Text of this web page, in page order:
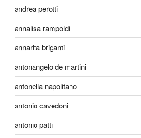
andrea perotti
annalisa rampoldi
annarita briganti
antonangelo de martini
antonella napolitano
antonio cavedoni
antonio patti